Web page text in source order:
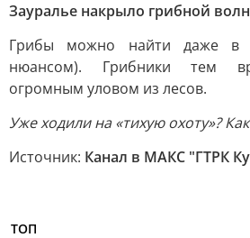
Зауралье накрыло грибной
Грибы можно найти даже в
нюансом). Грибники тем
огромным уловом из лесов.
Уже ходили на «тихую охоту»?
Источник: Канал в МАКС "ГТРК
ТОП